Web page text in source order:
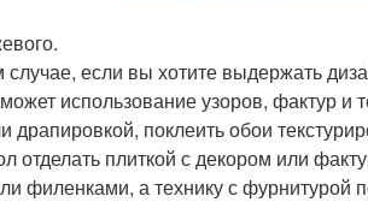
случае, если вы хотите выдержать
использование узоров, фактур
драпировкой, поклеить обои
отделать плиткой с декором или
филенками, а технику с фурнитурой